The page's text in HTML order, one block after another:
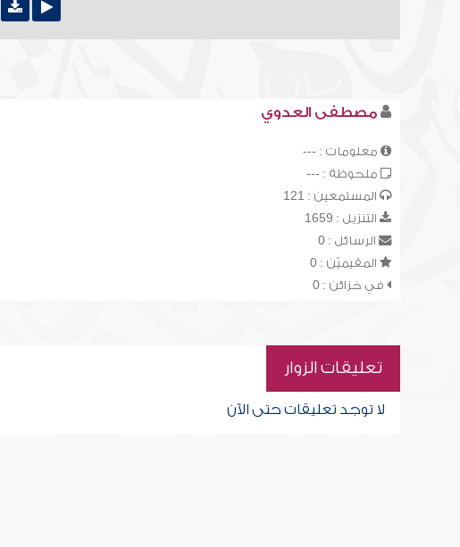
مصطفى العدوي
معلومات : ---
ملحوظة : ---
المستمعين : 121
التنزيل : 1659
الرسائل : 0
المقيميّن : 0
في خزائن : 0
تعليقات الزوار
لا توجد تعليقات حتى الآن